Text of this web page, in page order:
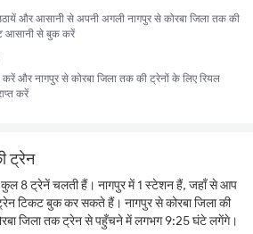
और आसानी से अपनी अगली नागपुर से कोरबा जिला तक की
आसानी से बुक करें
और नागपुर से कोरबा जिला तक की ट्रेनों के लिए रियल
करें
ट्रेन
कुल 8 ट्रेनें चलती हैं। नागपुर में 1 स्टेशन हैं, जहाँ से आप
टिकट बुक कर सकते हैं। नागपुर से कोरबा जिला की
जिला तक ट्रेन से पहुँचने में लगभग 9:25 घंटे लगेंगे।